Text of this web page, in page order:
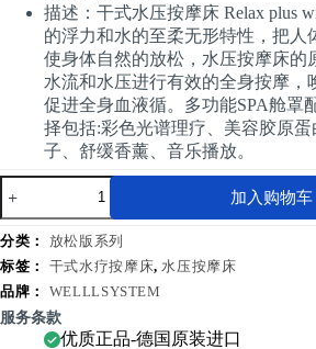
描述：干式水压按摩床 Relax plus
的浮力和水的至柔无形特性，把人
使身体自然的放松，水压按摩床的
水流和水压进行有效的全身按摩，
促进全身血液循。多功能SPA舱罩
择包括:彩色光谱理疗、美容胶原
子、舒缓香薰、音乐播放。
式
压
按
摩
床
Relax
加入购物车
分类： 放松版系列
标签： 干式水疗按摩床, 水压按摩床
品牌： WELLLSYSTEM
服务条款
优质正品-德国原装进口